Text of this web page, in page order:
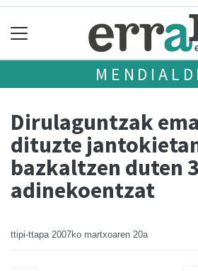
Dirulaguntzak
dituzte
bazkaltzen duten
adinekoentzat
ttipi-ttapa 2007ko martxoaren 20a